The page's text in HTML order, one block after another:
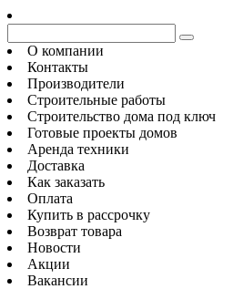
О компании
Контакты
Производители
Строительные работы
Строительство дома под ключ
Готовые проекты домов
Аренда техники
Доставка
Как заказать
Оплата
Купить в рассрочку
Возврат товара
Новости
Акции
Вакансии